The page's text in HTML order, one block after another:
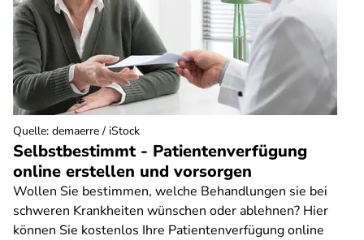
Selbstbestimmt - Patientenverfügung
online erstellen und vorsorgen
Wollen Sie bestimmen, welche Behandlungen sie bei
schweren Krankheiten wünschen oder ablehnen? Hier
können Sie kostenlos Ihre Patientenverfügung online
Quelle: demaerre / iStock